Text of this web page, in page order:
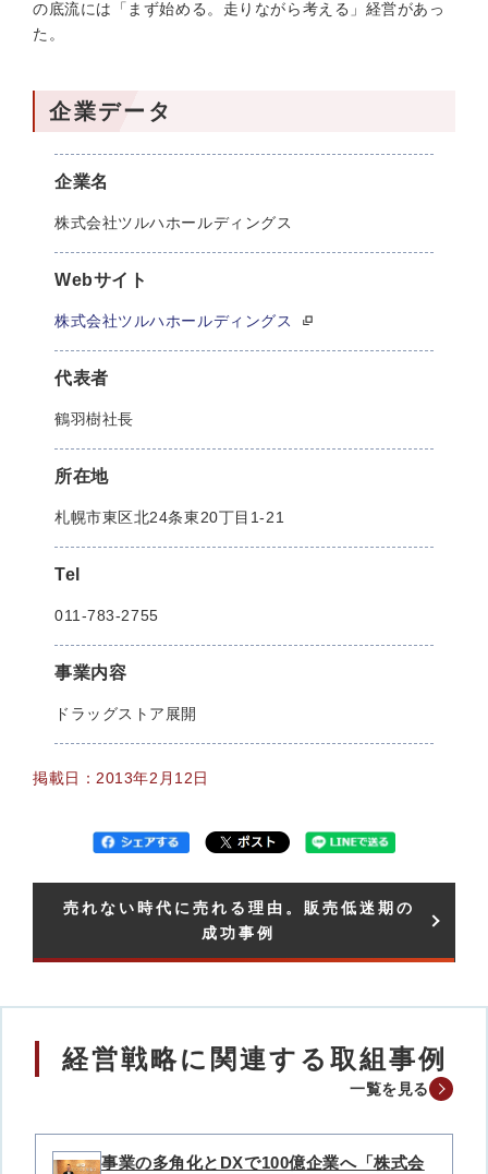
の底流には「まず始める。走りながら考える」経営があっ
た。
企業データ
企業名
株式会社ツルハホールディングス
Webサイト
株式会社ツルハホールディングス
代表者
鶴羽樹社長
所在地
札幌市東区北24条東20丁目1-21
Tel
011-783-2755
事業内容
ドラッグストア展開
掲載日：2013年2月12日
売れない時代に売れる理由。販売低迷期の
成功事例​
経営戦略に関連する取組事例
一覧を見る
事業の多角化とDXで100億企業へ「株式会